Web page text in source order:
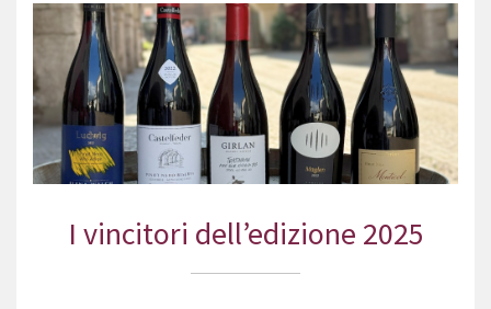
I vincitori dell’edizione 2025